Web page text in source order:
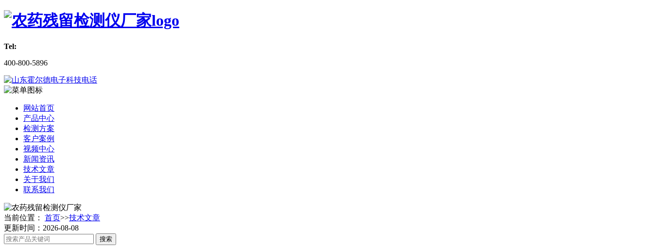
Tel:
400-800-5896
网站首页
产品中心
检测方案
客户案例
视频中心
新闻资讯
技术文章
关于我们
联系我们
当前位置： 首页>>技术文章
更新时间：2026-08-08